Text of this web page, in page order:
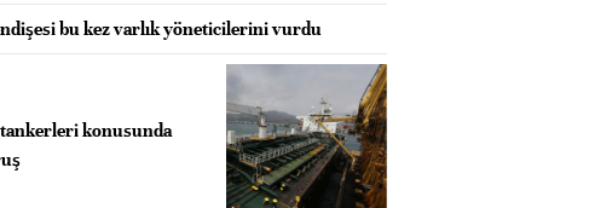
bu kez varlık yöneticilerini vurdu
konusunda